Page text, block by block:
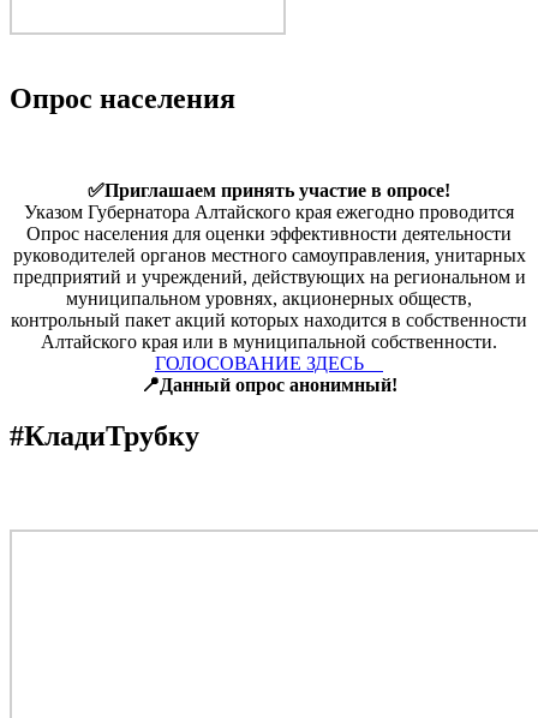
Опрос населения
✅Приглашаем принять участие в опросе!
Указом Губернатора Алтайского края ежегодно проводится
Опрос населения для оценки эффективности деятельности
руководителей органов местного самоуправления, унитарных
предприятий и учреждений, действующих на региональном и
муниципальном уровнях, акционерных обществ,
контрольный пакет акций которых находится в собственности
Алтайского края или в муниципальной собственности.
ГОЛОСОВАНИЕ ЗДЕСЬ
📍Данный опрос анонимный!
#КладиТрубку